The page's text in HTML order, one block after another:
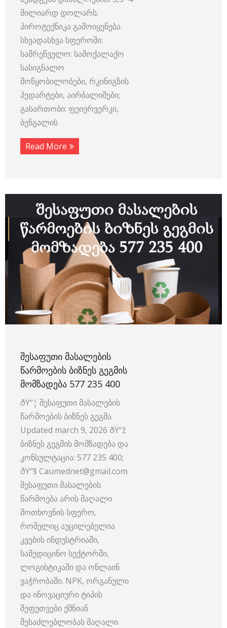
მილიარდ დოლარს.
პიროტექნიკა გამოიყენება
სხვადასხვა სფეროში:
სამრეწველო: სამოქალაქო
სასიგნალო
მოწყობილობები, რკინიგზის
პედარტები, აირბალიშები;
გასართობი: ფეიერვერკი,
ბენგალის
Read More
ᲨᲔᲡᲐᲤᲣᲗᲘ ᲛᲐᲡᲐᲚᲔᲑᲘᲡ
ᲬᲐᲠᲛᲝᲔᲑᲘᲡ ᲑᲘᲖᲜᲔᲡ ᲒᲔᲒᲛᲘᲡ
ᲛᲝᲛᲖᲐᲓᲔᲑᲐ 577 235 400
ðŸ“¦ შესაფუთი მასალების
წარმოების ბიზნეს გეგმა
Updated march 9, 2026 ðŸ“ž
ბიზნეს გეგმის მომზადება და
კონსულტაცია: 577 235 400;
ðŸ“§ Caumednet@gmail.com
შესაფუთი მასალების
წარმოება არის მაღალი
მოთხოვნის სფერო,
რომელიც აუცილებელია
კვების ინდუსტრიაში,
სამედიცინო სექტორში,
ლოგისტიკაში და ონლაინ
ვაჭრობაში. NPK, ორგანული
და ინოვაციური ტიპის
შეფუთვები ქმნიან
შესაძლებლობას მაღალი